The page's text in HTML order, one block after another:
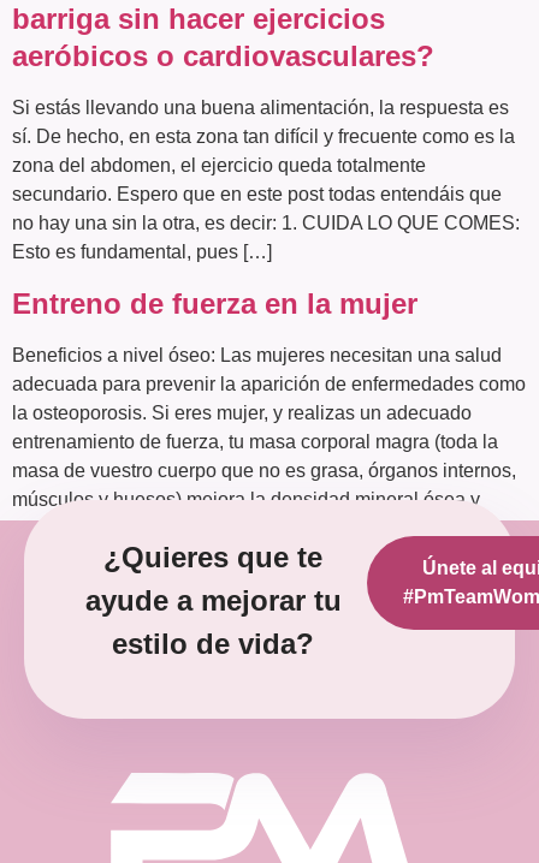
barriga sin hacer ejercicios
aeróbicos o cardiovasculares?
Si estás llevando una buena alimentación, la respuesta es
sí. De hecho, en esta zona tan difícil y frecuente como es la
zona del abdomen, el ejercicio queda totalmente
secundario. Espero que en este post todas entendáis que
no hay una sin la otra, es decir: 1. CUIDA LO QUE COMES:
Esto es fundamental, pues […]
Entreno de fuerza en la mujer
Beneficios a nivel óseo: Las mujeres necesitan una salud
adecuada para prevenir la aparición de enfermedades como
la osteoporosis. Si eres mujer, y realizas un adecuado
entrenamiento de fuerza, tu masa corporal magra (toda la
masa de vuestro cuerpo que no es grasa, órganos internos,
músculos y huesos) mejora la densidad mineral ósea y
obtendréis […]
Siguiente→
¿Quieres que te
ayude a mejorar tu
estilo de vida?
Únete al